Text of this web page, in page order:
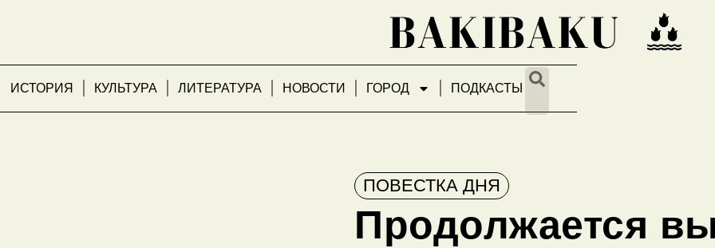
ИСТОРИЯ КУЛЬТУРА ЛИТЕРАТУРА НОВОСТИ ГОРОД ПОДКАСТЫ
ПОВЕСТКА ДНЯ
Продолжается